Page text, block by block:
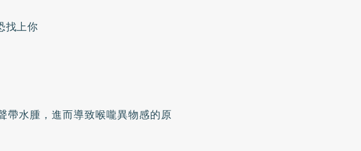
找上你
帶水腫，進而導致喉嚨異物感的原